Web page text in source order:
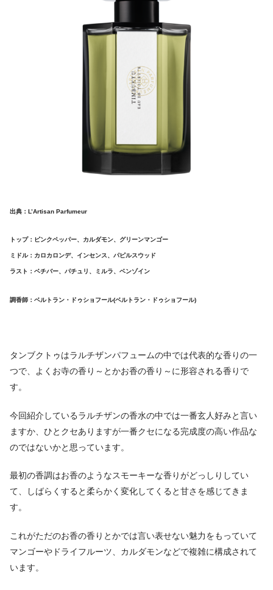
出典：L’Artisan Parfumeur
トップ：ピンクペッパー、カルダモン、グリーンマンゴー
ミドル：カロカロンデ、インセンス、パピルスウッド
ラスト：ベチバー、パチュリ、ミルラ、ベンゾイン
調香師：ベルトラン・ドゥショフール(ベルトラン・ドゥショフール)
タンブクトゥはラルチザンパフュームの中では代表的な香りの一
つで、よくお寺の香り～とかお香の香り～に形容される香りで
す。
今回紹介しているラルチザンの香水の中では一番玄人好みと言い
ますか、ひとクセありますが一番クセになる完成度の高い作品な
のではないかと思っています。
最初の香調はお香のようなスモーキーな香りがどっしりしてい
て、しばらくすると柔らかく変化してくると甘さを感じてきま
す。
これがただのお香の香りとかでは言い表せない魅力をもっていて
マンゴーやドライフルーツ、カルダモンなどで複雑に構成されて
います。